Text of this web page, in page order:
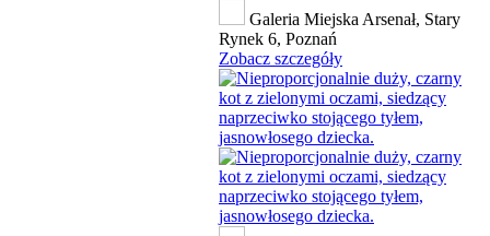
Galeria Miejska Arsenał, Stary
Rynek 6, Poznań
Zobacz szczegóły